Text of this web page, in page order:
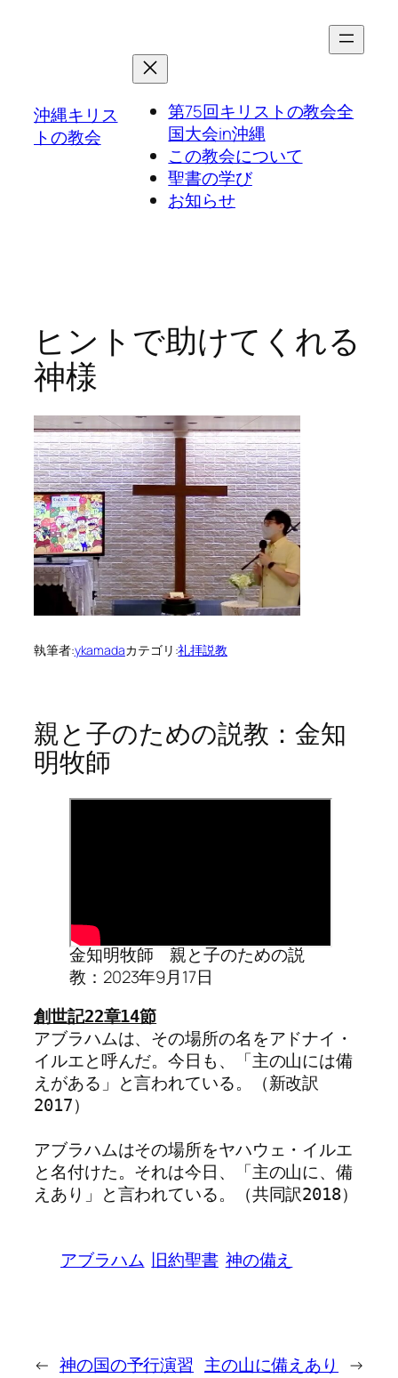
沖縄キリス
トの教会
第75回キリストの教会全
国大会in沖縄
この教会について
聖書の学び
お知らせ
ヒントで助けてくれる
神様
執筆者:ykamadaカテゴリ:礼拝説教
親と子のための説教：金知
明牧師
金知明牧師 親と子のための説
教：2023年9月17日
アブラハムは、その場所の名をアドナイ・
イルエと呼んだ。今日も、「主の山には備
えがある」と言われている。（新改訳
2017）
アブラハムはその場所をヤハウェ・イルエ
と名付けた。それは今日、「主の山に、備
えあり」と言われている。（共同訳2018）
アブラハム 旧約聖書 神の備え
← 神の国の予行演習 主の山に備えあり →